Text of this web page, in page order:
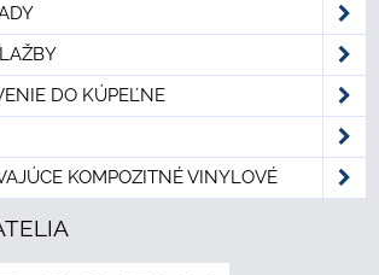
DO KÚPEĽNE
KOMPOZITNÉ VINYLOVÉ